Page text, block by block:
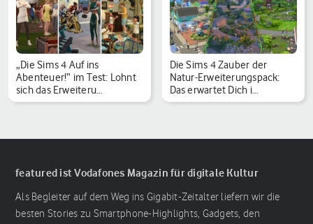
„Die Sims 4 Auf ins
Abenteuer!“ im Test: Lohnt
sich das Erweiteru…
Die Sims 4 Zauber der
Natur-Erweiterungspack:
Das erwartet Dich i…
featured ist Vodafones Magazin für digitale Kultur
Als Begleiter auf dem Weg ins Gigabit-Zeitalter liefern wir die
besten Stories zu Smartphone-Highlights, Gadgets, den